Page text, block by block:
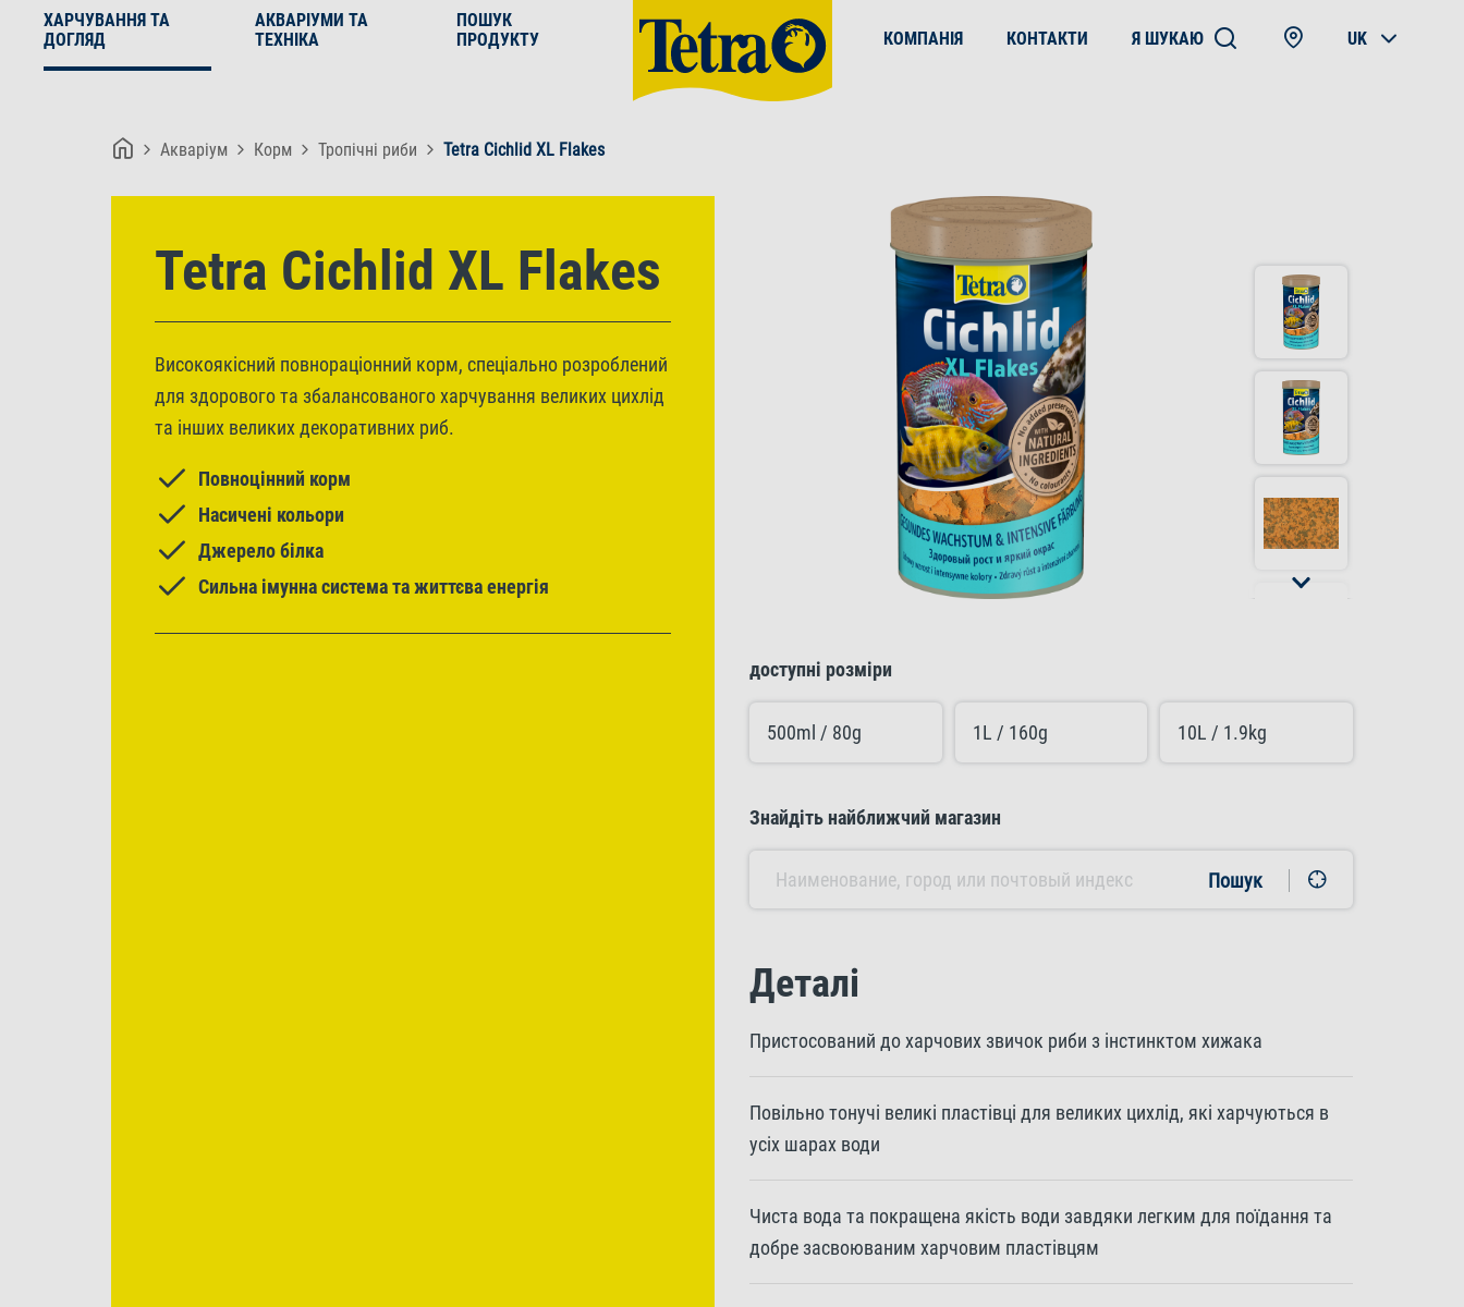
ХАРЧУВАННЯ ТА
ДОГЛЯД
АКВАРІУМИ ТА
ТЕХНІКА
ПОШУК
ПРОДУКТУ
КОМПАНІЯ КОНТАКТИ Я ШУКАЮ UK
Акваріум Корм Тропічні риби Tetra Cichlid XL Flakes
Tetra Cichlid XL Flakes
Високоякісний повнораціонний корм, спеціально розроблений
для здорового та збалансованого харчування великих цихлід
та інших великих декоративних риб.
Повноцінний корм
Насичені кольори
Джерело білка
Сильна імунна система та життєва енергія
доступні розміри
500ml / 80g 1L / 160g 10L / 1.9kg
Знайдіть найближчий магазин
Пошук
Деталі
Пристосований до харчових звичок риби з інстинктом хижака
Повільно тонучі великі пластівці для великих цихлід, які харчуються в
усіх шарах води
Чиста вода та покращена якість води завдяки легким для поїдання та
добре засвоюваним харчовим пластівцям